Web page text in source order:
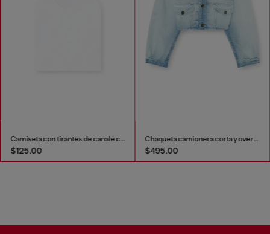
Camiseta con tirantes de canalé con Oval D
$125.00
Chaqueta camionera corta y oversize
$495.00